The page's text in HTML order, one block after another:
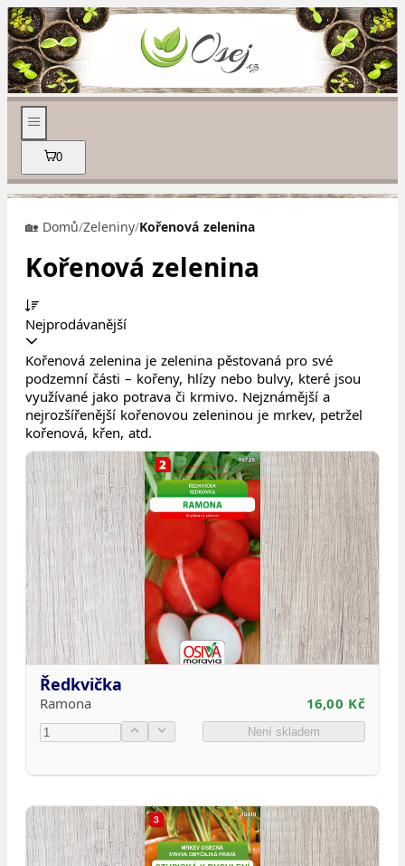
0
🏡 Domů/Zeleniny/Kořenová zelenina
Kořenová zelenina
Nejprodávanější
Kořenová zelenina je zelenina pěstovaná pro své
podzemní části – kořeny, hlízy nebo bulvy, které jsou
využívané jako potrava či krmivo. Nejznámější a
nejrozšířenější kořenovou zeleninou je mrkev, petržel
kořenová, křen, atd.
Ředkvička
Ramona 16,00 Kč
Není skladem